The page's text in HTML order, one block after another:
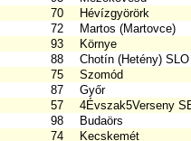
70
Hévízgyörörk
72
Martos (Martovce)
93
Környe
88
Chotín (Hetény) SLO
75
Szomód
87
Győr
57
4Évszak5Verseny
98
Budaörs
74
Kecskemét